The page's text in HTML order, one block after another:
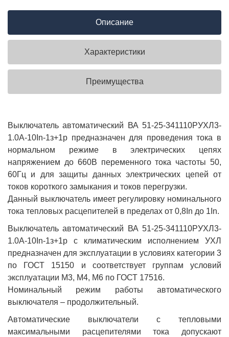
Описание
Характеристики
Преимущества
Выключатель автоматический ВА 51-25-341110РУХЛ3-
1.0А-10In-1з+1р предназначен для проведения тока в
нормальном режиме в электрических цепях
напряжением до 660В переменного тока частоты 50,
60Гц и для защиты данных электрических цепей от
токов короткого замыкания и токов перегрузки.
Данный выключатель имеет регулировку номинального
тока тепловых расцепителей в пределах от 0,8In до 1In.
Выключатель автоматический ВА 51-25-341110РУХЛ3-
1.0А-10In-1з+1р с климатическим исполнением УХЛ
предназначен для эксплуатации в условиях категории 3
по ГОСТ 15150 и соответствует группам условий
эксплуатации М3, М4, М6 по ГОСТ 17516.
Номинальный режим работы автоматического
выключателя – продолжительный.
Автоматические выключатели с тепловыми
максимальными расцепителями тока допускают